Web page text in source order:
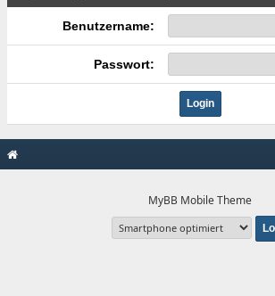
Benutzername:
Passwort:
MyBB Mobile Theme